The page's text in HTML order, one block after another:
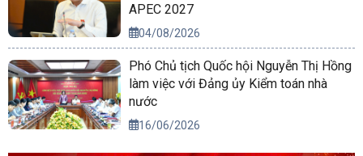
APEC 2027
04/08/2026
Phó Chủ tịch Quốc hội Nguyễn Thị Hồng
làm việc với Đảng ủy Kiểm toán nhà
nước
16/06/2026